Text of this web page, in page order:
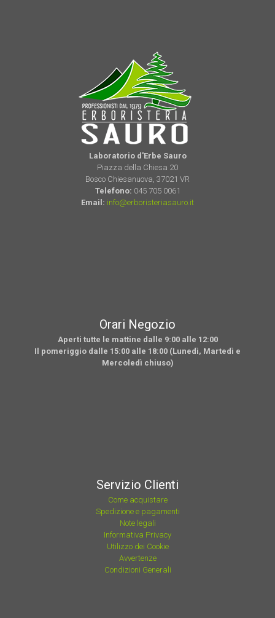
Laboratorio d'Erbe Sauro
Piazza della Chiesa 20
Bosco Chiesanuova, 37021 VR
Telefono: 045 705 0061
Email: info@erboristeriasauro.it
Orari Negozio
Aperti tutte le mattine dalle 9:00 alle 12:00
Il pomeriggio dalle 15:00 alle 18:00 (Lunedì, Martedì e
Mercoledì chiuso)
Servizio Clienti
Come acquistare
Spedizione e pagamenti
Note legali
Informativa Privacy
Utilizzo dei Cookie
Avvertenze
Condizioni Generali